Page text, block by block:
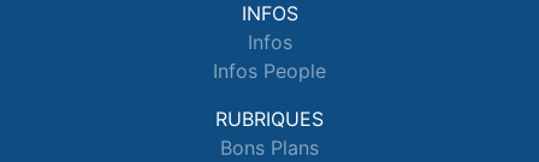
INFOS
Infos
Infos People
RUBRIQUES
Bons Plans